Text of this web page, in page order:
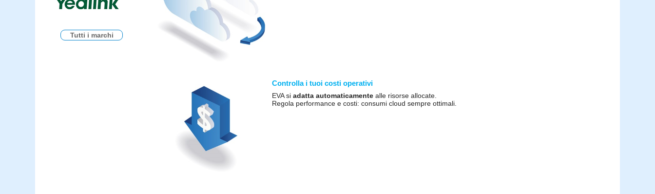
Tutti i marchi
Controlla i tuoi costi operativi
EVA si adatta automaticamente alle risorse allocate.
Regola performance e costi: consumi cloud sempre ottimali.